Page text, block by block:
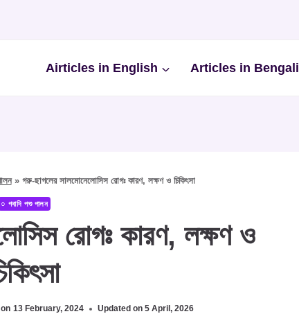
Airticles in English Articles in Bengali
» গরু-ছাগলের সালমোনেলোসিস রোগঃ কারণ, লক্ষণ ও চিকিৎসা
○ গবাদি পশু পালন
রোগঃ কারণ, লক্ষণ ও
13 February, 2024 Updated on 5 April, 2026